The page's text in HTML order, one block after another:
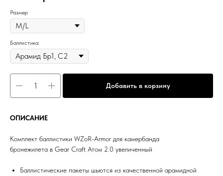
Размер
Баллистика:
Добавить в корзину
ОПИСАНИЕ
Комплект баллистики WZoR-Armor для камербанда
бронежилета в Gear Craft Атом 2.0 увеличенный
Баллистические пакеты шьются из качественной арамидной